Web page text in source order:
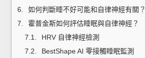
如何判斷睡不好可能和自律神經有關？
霍普金斯如何評估睡眠與自律神經？
HRV 自律神經檢測
BestShape AI 零接觸睡眠監測